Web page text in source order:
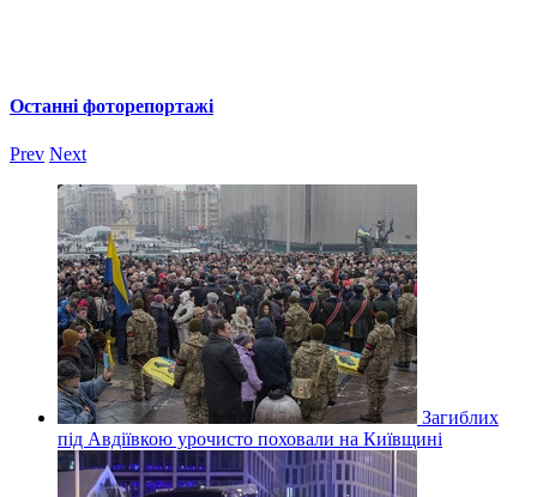
Останні фоторепортажі
Prev Next
Загиблих
під Авдіївкою урочисто поховали на Київщині